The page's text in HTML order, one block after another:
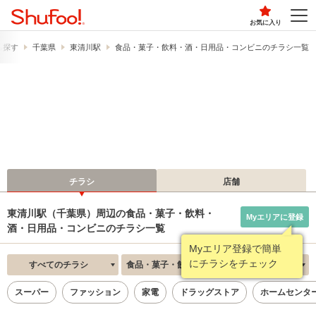
お気に入り
探す 千葉県 東清川駅 食品・菓子・飲料・酒・日用品・コンビニのチラシ一覧
チラシ 店舗
東清川駅（千葉県）周辺の食品・菓子・飲料・
酒・日用品・コンビニのチラシ一覧
Myエリア登録で簡単
にチラシをチェック
Myエリアに登録
すべてのチラシ 食品・菓子・飲料・酒・日用品・コンビニ 新着順
スーパー ファッション 家電 ドラッグストア ホームセンタ